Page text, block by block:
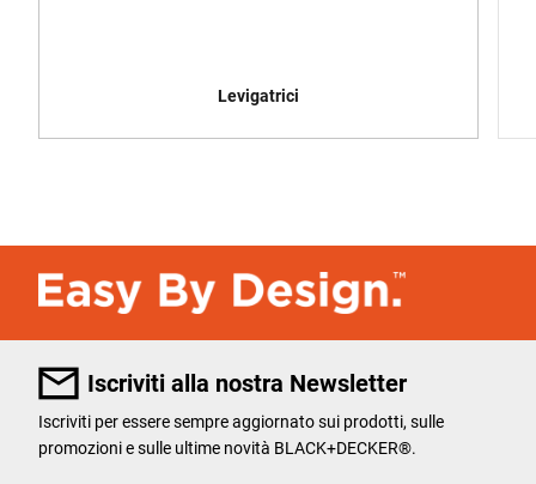
Levigatrici
Iscriviti alla nostra Newsletter
Iscriviti per essere sempre aggiornato sui prodotti, sulle
promozioni e sulle ultime novità BLACK+DECKER®.